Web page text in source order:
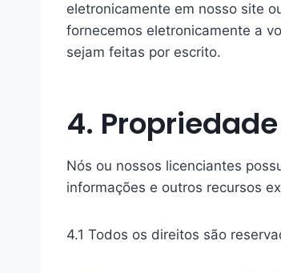
eletronicamente em nosso site
fornecemos eletronicamente a
sejam feitas por escrito.
4.
Nós ou nossos licenciantes
informações e outros recursos
4.1 Todos os direitos são